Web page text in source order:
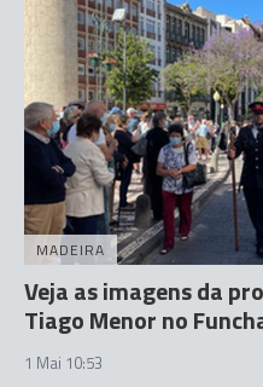
MADEIRA
Veja as imagens da
Tiago Menor no
1 Mai 10:53